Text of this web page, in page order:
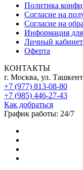
Политика
Согласие на
Согласие на
Информация
Личный кабинет
Оферта
КОНТАКТЫ
г. Москва, ул.
+7 (977) 813-08-80
+7 (985) 446-27-43
Как добраться
График работы: 24/7